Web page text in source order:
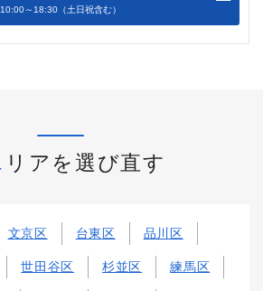
10:00～18:30（土日祝含む）
エリアを選び直す
文京区 台東区 品川区
世田谷区 杉並区 練馬区